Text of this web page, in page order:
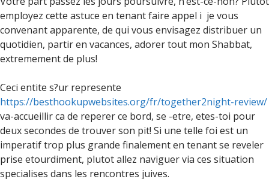
employez cette astuce en tenant faire appel i je vous
convenant apparente, de qui vous envisagez distribuer un
quotidien, partir en vacances, adorer tout mon Shabbat,
extremement de plus!
Ceci entite s?ur represente
https://besthookupwebsites.org/fr/together2night-review/
va-accueillir ca de reperer ce bord, se -etre, etes-toi pour
deux secondes de trouver son pit! Si une telle foi est un
imperatif trop plus grande finalement en tenant se reveler
prise etourdiment, plutot allez naviguer via ces situation
specialises dans les rencontres juives.